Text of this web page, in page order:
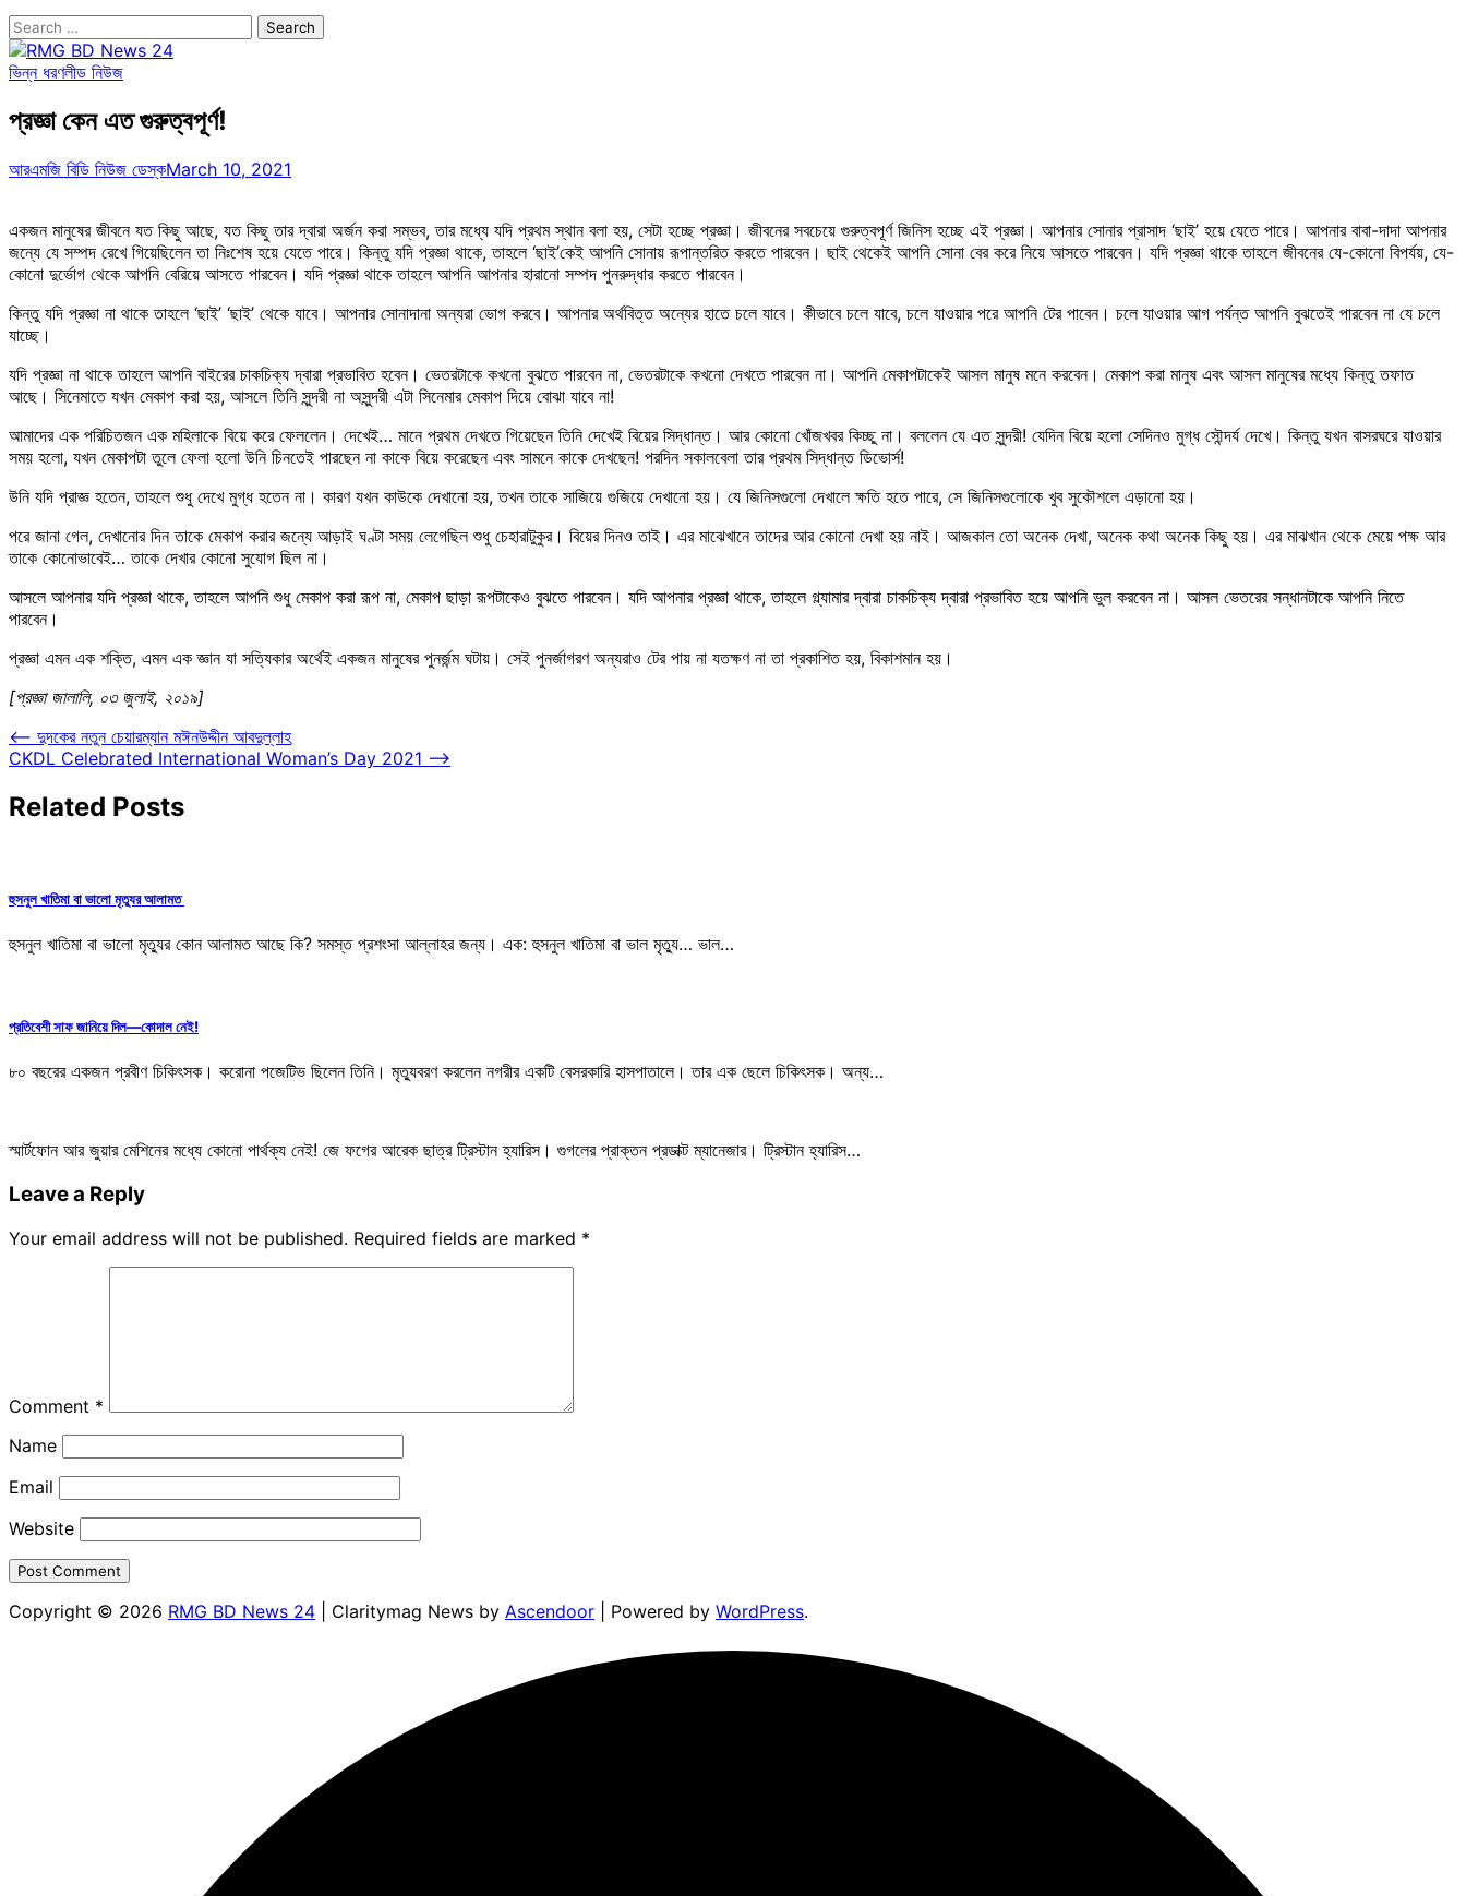
Search
for:
ভিন্ন ধরণলীড নিউজ
প্রজ্ঞা কেন এত গুরুত্বপূর্ণ!
আরএমজি বিডি নিউজ ডেস্কMarch 10, 2021
একজন মানুষের জীবনে যত কিছু আছে, যত কিছু তার দ্বারা অর্জন করা সম্ভব, তার মধ্যে যদি প্রথম স্থান বলা হয়, সেটা হচ্ছে প্রজ্ঞা। জীবনের সবচেয়ে গুরুত্বপূর্ণ জিনিস হচ্ছে এই প্রজ্ঞা। আপনার সোনার প্রাসাদ ‘ছাই’ হয়ে যেতে পারে। আপনার বাবা-দাদা আপনার
জন্যে যে সম্পদ রেখে গিয়েছিলেন তা নিঃশেষ হয়ে যেতে পারে। কিন্তু যদি প্রজ্ঞা থাকে, তাহলে ‘ছাই’কেই আপনি সোনায় রূপান্তরিত করতে পারবেন। ছাই থেকেই আপনি সোনা বের করে নিয়ে আসতে পারবেন। যদি প্রজ্ঞা থাকে তাহলে জীবনের যে-কোনো বিপর্যয়, যে-
কোনো দুর্ভোগ থেকে আপনি বেরিয়ে আসতে পারবেন। যদি প্রজ্ঞা থাকে তাহলে আপনি আপনার হারানো সম্পদ পুনরুদ্ধার করতে পারবেন।
কিন্তু যদি প্রজ্ঞা না থাকে তাহলে ‘ছাই’ ‘ছাই’ থেকে যাবে। আপনার সোনাদানা অন্যরা ভোগ করবে। আপনার অর্থবিত্ত অন্যের হাতে চলে যাবে। কীভাবে চলে যাবে, চলে যাওয়ার পরে আপনি টের পাবেন। চলে যাওয়ার আগ পর্যন্ত আপনি বুঝতেই পারবেন না যে চলে
যাচ্ছে।
যদি প্রজ্ঞা না থাকে তাহলে আপনি বাইরের চাকচিক্য দ্বারা প্রভাবিত হবেন। ভেতরটাকে কখনো বুঝতে পারবেন না, ভেতরটাকে কখনো দেখতে পারবেন না। আপনি মেকাপটাকেই আসল মানুষ মনে করবেন। মেকাপ করা মানুষ এবং আসল মানুষের মধ্যে কিন্তু তফাত
আছে। সিনেমাতে যখন মেকাপ করা হয়, আসলে তিনি সুন্দরী না অসুন্দরী এটা সিনেমার মেকাপ দিয়ে বোঝা যাবে না!
আমাদের এক পরিচিতজন এক মহিলাকে বিয়ে করে ফেললেন। দেখেই… মানে প্রথম দেখতে গিয়েছেন তিনি দেখেই বিয়ের সিদ্ধান্ত। আর কোনো খোঁজখবর কিচ্ছু না। বললেন যে এত সুন্দরী! যেদিন বিয়ে হলো সেদিনও মুগ্ধ সৌন্দর্য দেখে। কিন্তু যখন বাসরঘরে যাওয়ার
সময় হলো, যখন মেকাপটা তুলে ফেলা হলো উনি চিনতেই পারছেন না কাকে বিয়ে করেছেন এবং সামনে কাকে দেখছেন! পরদিন সকালবেলা তার প্রথম সিদ্ধান্ত ডিভোর্স!
উনি যদি প্রাজ্ঞ হতেন, তাহলে শুধু দেখে মুগ্ধ হতেন না। কারণ যখন কাউকে দেখানো হয়, তখন তাকে সাজিয়ে গুজিয়ে দেখানো হয়। যে জিনিসগুলো দেখালে ক্ষতি হতে পারে, সে জিনিসগুলোকে খুব সুকৌশলে এড়ানো হয়।
পরে জানা গেল, দেখানোর দিন তাকে মেকাপ করার জন্যে আড়াই ঘণ্টা সময় লেগেছিল শুধু চেহারাটুকুর। বিয়ের দিনও তাই। এর মাঝেখানে তাদের আর কোনো দেখা হয় নাই। আজকাল তো অনেক দেখা, অনেক কথা অনেক কিছু হয়। এর মাঝখান থেকে মেয়ে পক্ষ আর
তাকে কোনোভাবেই… তাকে দেখার কোনো সুযোগ ছিল না।
আসলে আপনার যদি প্রজ্ঞা থাকে, তাহলে আপনি শুধু মেকাপ করা রূপ না, মেকাপ ছাড়া রূপটাকেও বুঝতে পারবেন। যদি আপনার প্রজ্ঞা থাকে, তাহলে গ্ল্যামার দ্বারা চাকচিক্য দ্বারা প্রভাবিত হয়ে আপনি ভুল করবেন না। আসল ভেতরের সন্ধানটাকে আপনি নিতে
পারবেন।
প্রজ্ঞা এমন এক শক্তি, এমন এক জ্ঞান যা সত্যিকার অর্থেই একজন মানুষের পুনর্জন্ম ঘটায়। সেই পুনর্জাগরণ অন্যরাও টের পায় না যতক্ষণ না তা প্রকাশিত হয়, বিকাশমান হয়।
[প্রজ্ঞা জালালি, ০৩ জুলাই, ২০১৯]
Post
navigation
⟵ দুদকের নতুন চেয়ারম্যান মঈনউদ্দীন আবদুল্লাহ
CKDL Celebrated International Woman’s Day 2021 ⟶
Related Posts
হুসনুল খাতিমা বা ভালো মৃত্যুর আলামত
হুসনুল খাতিমা বা ভালো মৃত্যুর কোন আলামত আছে কি? সমস্ত প্রশংসা আল্লাহর জন্য। এক: হুসনুল খাতিমা বা ভাল মৃত্যু… ভাল…
প্রতিবেশী সাফ জানিয়ে দিল—কোদাল নেই!
৮০ বছরের একজন প্রবীণ চিকিৎসক। করোনা পজেটিভ ছিলেন তিনি। মৃত্যুবরণ করলেন নগরীর একটি বেসরকারি হাসপাতালে। তার এক ছেলে চিকিৎসক। অন্য…
স্মার্টফোন আর জুয়ার মেশিনের মধ্যে কোনো পার্থক্য নেই! জে ফগের আরেক ছাত্র ট্রিস্টান হ্যারিস। গুগলের প্রাক্তন প্রডাক্ট ম্যানেজার। ট্রিস্টান হ্যারিস…
Leave a Reply
Your email address will not be published. Required fields are marked *
Comment *
Name
Email
Website
Copyright © 2026 RMG BD News 24 | Claritymag News by Ascendoor | Powered by WordPress.